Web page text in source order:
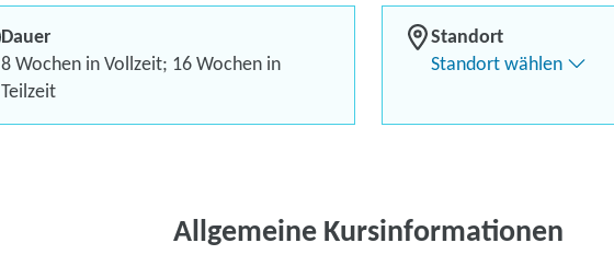
Dauer
8 Wochen in Vollzeit; 16 Wochen in
Teilzeit
Standort
Standort wählen
Allgemeine Kursinformationen